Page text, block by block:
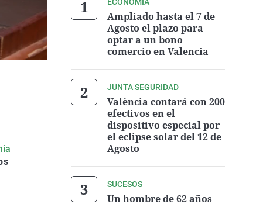
Ampliado hasta el 7 de
Agosto el plazo para
optar a un bono
comercio en Valencia
JUNTA SEGURIDAD
València contará con 200
efectivos en el
dispositivo especial por
el eclipse solar del 12 de
Agosto
SUCESOS
Un hombre de 62 años